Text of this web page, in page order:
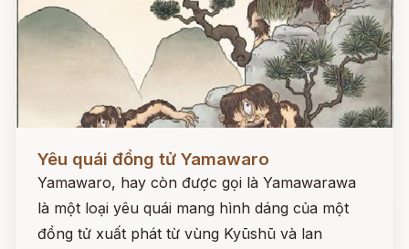
Yêu quái đồng tử Yamawaro
Yamawaro, hay còn được gọi là Yamawarawa
là một loại yêu quái mang hình dáng của một
đồng tử xuất phát từ vùng Kyūshū và lan